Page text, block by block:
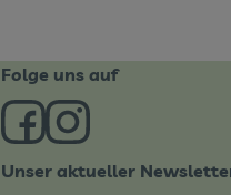
Folge uns auf
Externer Link zu
Externer Link zu
Unser aktueller